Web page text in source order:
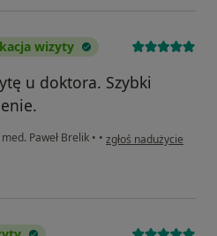
wizyty
u doktora. Szybki
Paweł Brelik • • w opinii użytkownika
zgłoś nadużycie